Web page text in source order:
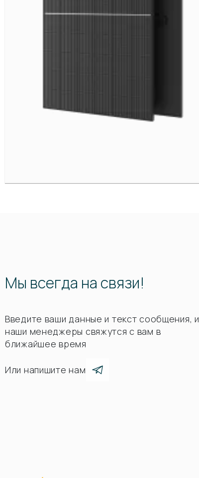
Мы всегда на связи!
Введите ваши данные и текст сообщения, и
наши менеджеры свяжутся с вам в
ближайшее время
Или напишите нам